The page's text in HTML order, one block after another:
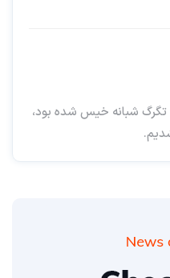
شبانه خیس شده بود،